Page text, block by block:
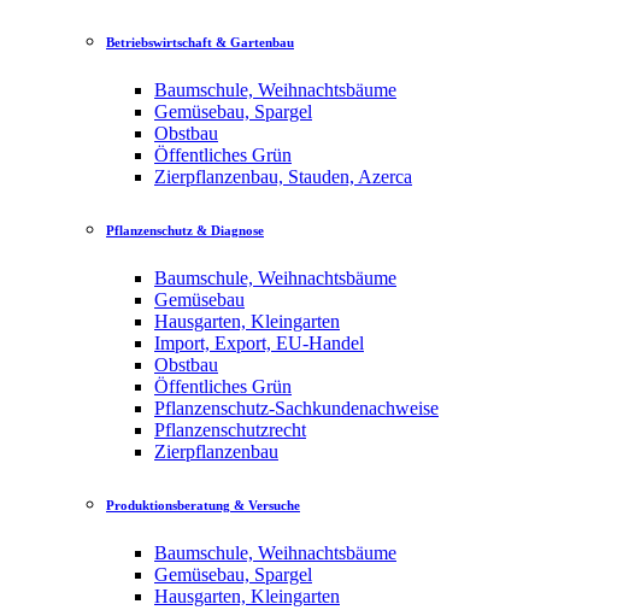
Betriebswirtschaft & Gartenbau
Baumschule, Weihnachtsbäume
Gemüsebau, Spargel
Obstbau
Öffentliches Grün
Zierpflanzenbau, Stauden, Azerca
Pflanzenschutz & Diagnose
Baumschule, Weihnachtsbäume
Gemüsebau
Hausgarten, Kleingarten
Import, Export, EU-Handel
Obstbau
Öffentliches Grün
Pflanzenschutz-Sachkundenachweise
Pflanzenschutzrecht
Zierpflanzenbau
Produktionsberatung & Versuche
Baumschule, Weihnachtsbäume
Gemüsebau, Spargel
Hausgarten, Kleingarten